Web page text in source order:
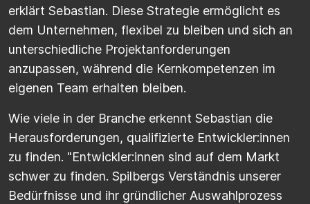
erklärt Sebastian. Diese Strategie ermöglicht es
dem Unternehmen, flexibel zu bleiben und sich an
unterschiedliche Projektanforderungen
anzupassen, während die Kernkompetenzen im
eigenen Team erhalten bleiben.
Wie viele in der Branche erkennt Sebastian die
Herausforderungen, qualifizierte Entwickler:innen
zu finden. "Entwickler:innen sind auf dem Markt
schwer zu finden. Spilbergs Verständnis unserer
Bedürfnisse und ihr gründlicher Auswahlprozess